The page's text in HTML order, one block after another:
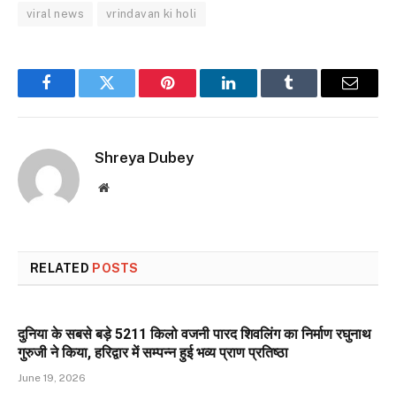
viral news vrindavan ki holi
FacebookTwitter Pinterest LinkedInTumblr Email
Shreya Dubey
Website
RELATED POSTS
दुनिया के सबसे बड़े 5211 किलो वजनी पारद शिवलिंग का निर्माण रघुनाथ
गुरुजी ने किया, हरिद्वार में सम्पन्न हुई भव्य प्राण प्रतिष्ठा
June 19, 2026